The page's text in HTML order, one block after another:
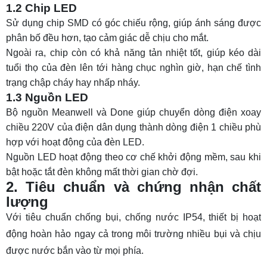
1.2 Chip LED
Sử dụng chip SMD có góc chiếu rộng, giúp ánh sáng được
phân bố đều hơn, tạo cảm giác dễ chịu cho mắt.
Ngoài ra, chip còn có khả năng tản nhiệt tốt, giúp kéo dài
tuổi thọ của đèn lên tới hàng chục nghìn giờ, hạn chế tình
trạng chập cháy hay nhấp nháy.
1.3 Nguồn LED
Bộ nguồn Meanwell và Done giúp chuyển dòng điện xoay
chiều 220V của điện dân dụng thành dòng điện 1 chiều phù
hợp với hoạt động của đèn LED.
Nguồn LED hoạt động theo cơ chế khởi động mềm, sau khi
bật hoặc tắt đèn không mất thời gian chờ đợi.
2. Tiêu chuẩn và chứng nhận chất
lượng
Với tiêu chuẩn chống bụi, chống nước IP54, thiết bị hoạt
động hoàn hảo ngay cả trong môi trường nhiều bụi và chịu
được nước bắn vào từ mọi phía.